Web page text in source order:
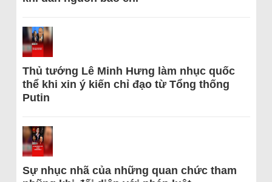
Thủ tướng Lê Minh Hưng làm nhục quốc
thể khi xin ý kiến chỉ đạo từ Tổng thống
Putin
Sự nhục nhã của những quan chức tham